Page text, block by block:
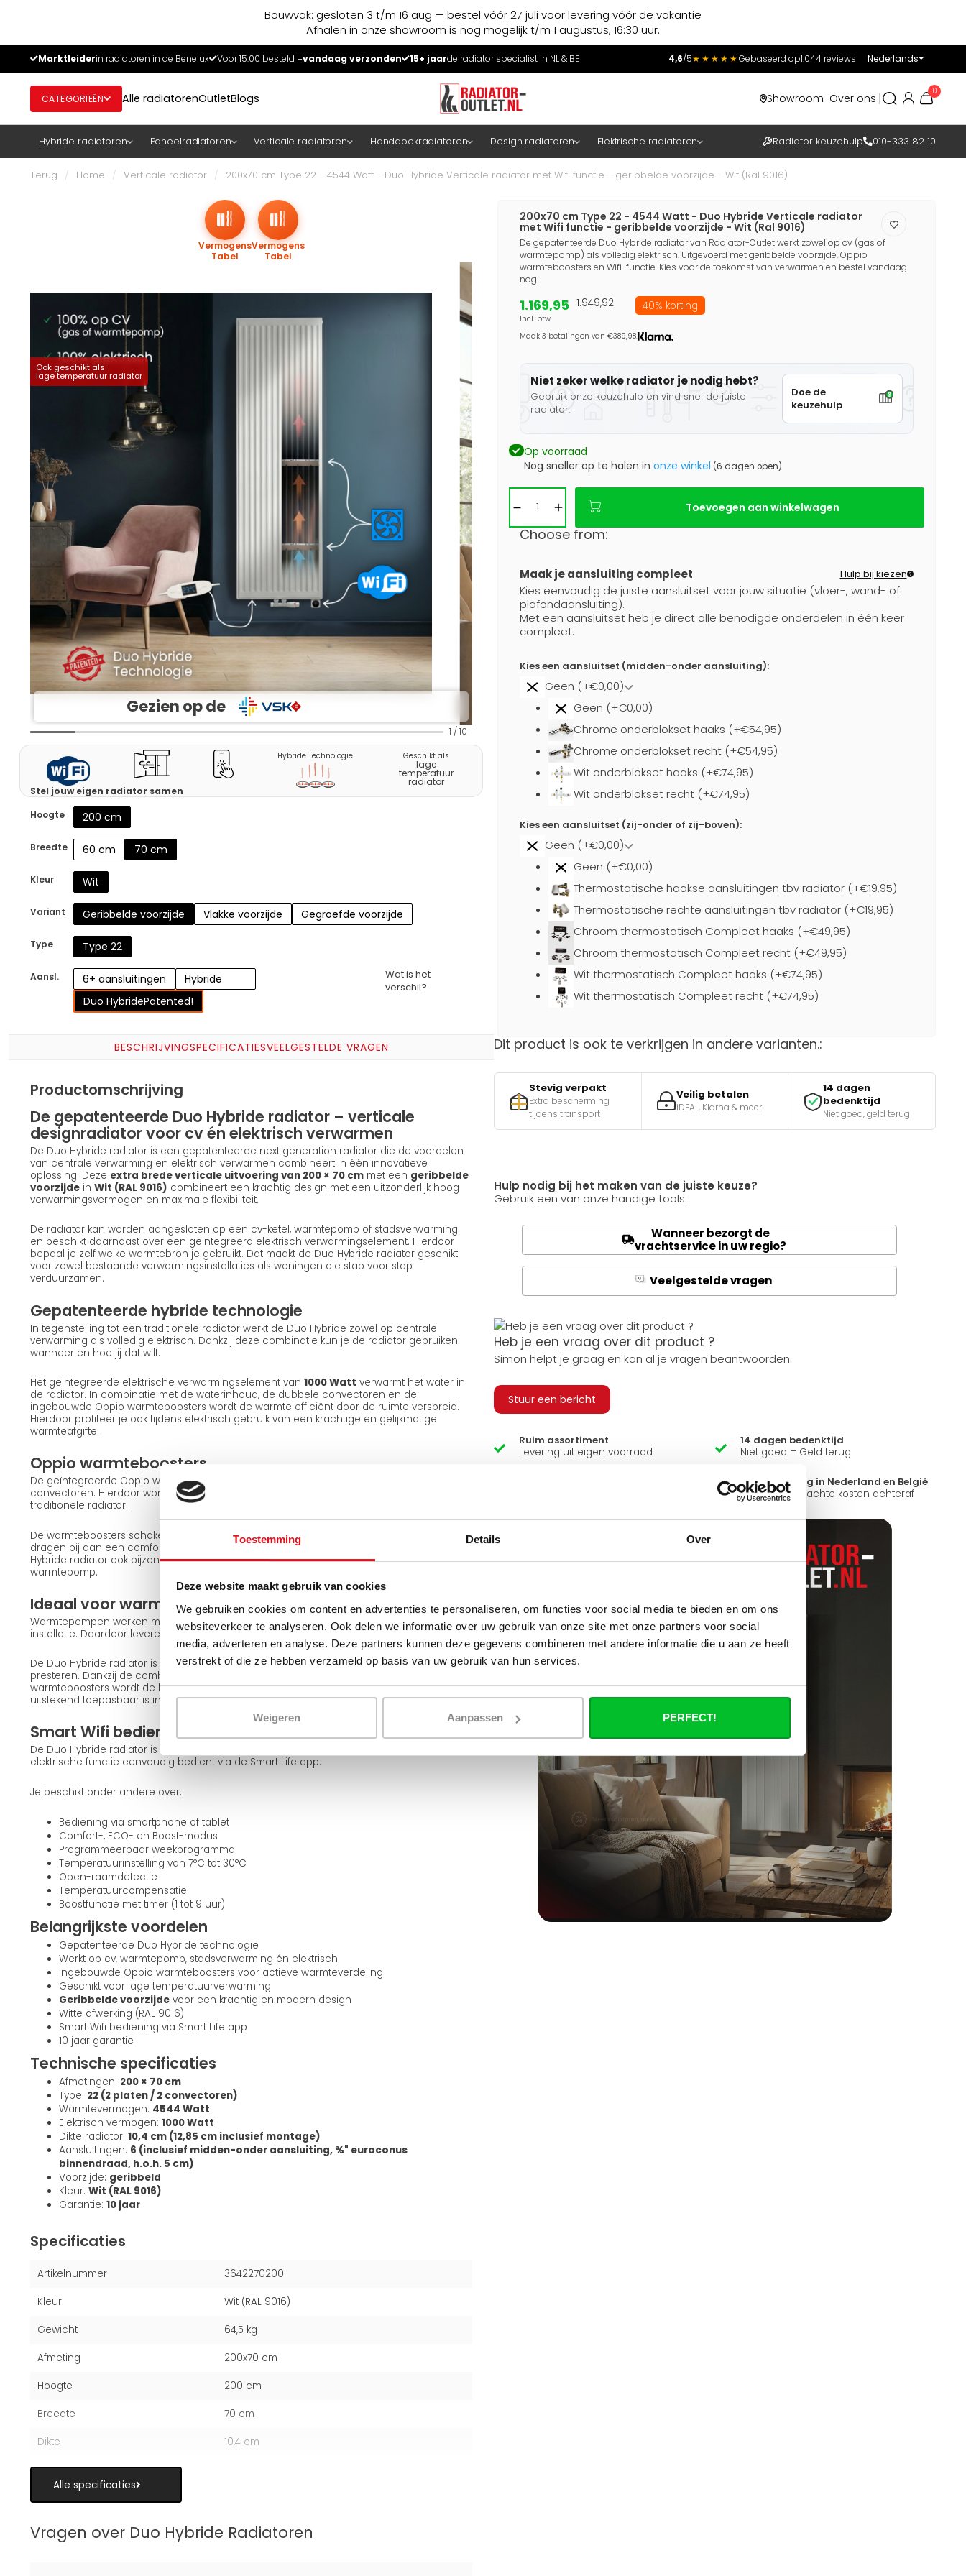
Toestemming Details Over
Deze website maakt gebruik van cookies
We gebruiken cookies om content en advertenties te personaliseren, om functies voor social media te bieden en om ons
websiteverkeer te analyseren. Ook delen we informatie over uw gebruik van onze site met onze partners voor social
media, adverteren en analyse. Deze partners kunnen deze gegevens combineren met andere informatie die u aan ze heeft
verstrekt of die ze hebben verzameld op basis van uw gebruik van hun services.
Weigeren Aanpassen PERFECT!
Bouwvak: gesloten 3 t/m 16 aug — bestel vóór 27 juli voor levering vóór de vakantie
Afhalen in onze showroom is nog mogelijk t/m 1 augustus, 16:30 uur.
Marktleiderin radiatoren in de Benelux Voor 15:00 besteld =vandaag verzonden 15+ jaarde radiator specialist in NL & BE 4,6/5★★★★★Gebaseerd op1.044 reviews Nederlands
CATEGORIEËN Alle radiatorenOutletBlogs Showroom Over ons
0
Hybride radiatoren Paneelradiatoren Verticale radiatoren Handdoekradiatoren Design radiatoren Elektrische radiatoren Radiator keuzehulp 010-333 82 10
Terug / Home / Verticale radiator / 200x70 cm Type 22 - 4544 Watt - Duo Hybride Verticale radiator met Wifi functie - geribbelde voorzijde - Wit (Ral 9016)
Gezien op de
Ook geschikt als
lage temperatuur radiator
Vermogens
Tabel
Vermogens
Tabel
1 /10
Hybride Technologie Geschikt als
lage
temperatuur
radiator
Stel jouw eigen radiator samen
Hoogte
200 cm
Breedte 60 cm 70 cm
Kleur Wit
Variant Geribbelde voorzijde Vlakke voorzijde Gegroefde voorzijde
Type Type 22
Aansl. 6+ aansluitingen
Hybride
Duo HybridePatented!
Wat is het
verschil?
BESCHRIJVINGSPECIFICATIESVEELGESTELDE VRAGEN
Productomschrijving
De gepatenteerde Duo Hybride radiator – verticale
designradiator voor cv én elektrisch verwarmen
De Duo Hybride radiator is een gepatenteerde next generation radiator die de voordelen
van centrale verwarming en elektrisch verwarmen combineert in één innovatieve
oplossing. Deze extra brede verticale uitvoering van 200 × 70 cm met een geribbelde
voorzijde in Wit (RAL 9016) combineert een krachtig design met een uitzonderlijk hoog
verwarmingsvermogen en maximale flexibiliteit.
De radiator kan worden aangesloten op een cv-ketel, warmtepomp of stadsverwarming
en beschikt daarnaast over een geïntegreerd elektrisch verwarmingselement. Hierdoor
bepaal je zelf welke warmtebron je gebruikt. Dat maakt de Duo Hybride radiator geschikt
voor zowel bestaande verwarmingsinstallaties als woningen die stap voor stap
verduurzamen.
Gepatenteerde hybride technologie
In tegenstelling tot een traditionele radiator werkt de Duo Hybride zowel op centrale
verwarming als volledig elektrisch. Dankzij deze combinatie kun je de radiator gebruiken
wanneer en hoe jij dat wilt.
Het geïntegreerde elektrische verwarmingselement van 1000 Watt verwarmt het water in
de radiator. In combinatie met de waterinhoud, de dubbele convectoren en de
ingebouwde Oppio warmteboosters wordt de warmte efficiënt door de ruimte verspreid.
Hierdoor profiteer je ook tijdens elektrisch gebruik van een krachtige en gelijkmatige
warmteafgifte.
Oppio warmteboosters
De geïntegreerde Oppio warmteboosters zorgen voor actieve luchtcirculatie langs de
convectoren. Hierdoor wordt de warmte sneller door de ruimte verspreid dan bij een
traditionele radiator.
De warmteboosters schakelen automatisch in wanneer extra warmte gewenst is en
dragen bij aan een comfortabele temperatuurverdeling in de ruimte. Hierdoor is de Duo
Hybride radiator ook bijzonder geschikt voor lage temperatuurverwarming, zoals een
warmtepomp.
Ideaal voor warmtepompen
Warmtepompen werken met een lagere aanvoertemperatuur dan een traditionele cv-
installatie. Daardoor leveren veel standaard radiatoren minder vermogen.
De Duo Hybride radiator is ontwikkeld om ook onder deze omstandigheden optimaal te
presteren. Dankzij de combinatie van dubbele convectoren, waterinhoud en Oppio
warmteboosters wordt de beschikbare warmte efficiënt benut, waardoor de radiator
uitstekend toepasbaar is in combinatie met een warmtepomp.
Smart Wifi bediening
De Duo Hybride radiator is voorzien van een slimme wifi-thermostaat waarmee je de
elektrische functie eenvoudig bedient via de Smart Life app.
Je beschikt onder andere over:
Bediening via smartphone of tablet
Comfort-, ECO- en Boost-modus
Programmeerbaar weekprogramma
Temperatuurinstelling van 7°C tot 30°C
Open-raamdetectie
Temperatuurcompensatie
Boostfunctie met timer (1 tot 9 uur)
Belangrijkste voordelen
Gepatenteerde Duo Hybride technologie
Werkt op cv, warmtepomp, stadsverwarming én elektrisch
Ingebouwde Oppio warmteboosters voor actieve warmteverdeling
Geschikt voor lage temperatuurverwarming
Geribbelde voorzijde voor een krachtig en modern design
Witte afwerking (RAL 9016)
Smart Wifi bediening via Smart Life app
10 jaar garantie
Technische specificaties
Afmetingen: 200 × 70 cm
Type: 22 (2 platen / 2 convectoren)
Warmtevermogen: 4544 Watt
Elektrisch vermogen: 1000 Watt
Dikte radiator: 10,4 cm (12,85 cm inclusief montage)
Aansluitingen: 6 (inclusief midden-onder aansluiting, ¾" euroconus
binnendraad, h.o.h. 5 cm)
Voorzijde: geribbeld
Kleur: Wit (RAL 9016)
Garantie: 10 jaar
Specificaties
Artikelnummer 3642270200
Kleur Wit (RAL 9016)
Gewicht 64,5 kg
Afmeting 200x70 cm
Hoogte 200 cm
Breedte 70 cm
Dikte 10,4 cm
Alle specificaties
Vragen over Duo Hybride Radiatoren
200x70 cm Type 22 - 4544 Watt - Duo Hybride Verticale radiator
met Wifi functie - geribbelde voorzijde - Wit (Ral 9016)
De gepatenteerde Duo Hybride radiator van Radiator-Outlet werkt zowel op cv (gas of
warmtepomp) als volledig elektrisch. Uitgevoerd met geribbelde voorzijde, Oppio
warmteboosters en Wifi-functie. Kies voor de toekomst van verwarmen en bestel vandaag
nog!
1.169,95
Incl. btw
1.949,92 40% korting
Maak 3 betalingen van €389,98.
Niet zeker welke radiator je nodig hebt?
Gebruik onze keuzehulp en vind snel de juiste
radiator.
Doe de
keuzehulp
Op voorraad
Nog sneller op te halen in onze winkel (6 dagen open)
Toevoegen aan winkelwagen
Choose from:
Maak je aansluiting compleet Hulp bij kiezen
Kies eenvoudig de juiste aansluitset voor jouw situatie (vloer-, wand- of
plafondaansluiting).
Met een aansluitset heb je direct alle benodigde onderdelen in één keer
compleet.
Kies een aansluitset (midden-onder aansluiting):
Geen (+€0,00)
Geen (+€0,00)
Chrome onderblokset haaks (+€54,95)
Chrome onderblokset recht (+€54,95)
Wit onderblokset haaks (+€74,95)
Wit onderblokset recht (+€74,95)
Kies een aansluitset (zij-onder of zij-boven):
Geen (+€0,00)
Geen (+€0,00)
Thermostatische haakse aansluitingen tbv radiator (+€19,95)
Thermostatische rechte aansluitingen tbv radiator (+€19,95)
Chroom thermostatisch Compleet haaks (+€49,95)
Chroom thermostatisch Compleet recht (+€49,95)
Wit thermostatisch Compleet haaks (+€74,95)
Wit thermostatisch Compleet recht (+€74,95)
Dit product is ook te verkrijgen in andere varianten.:
Stevig verpakt
Extra bescherming
tijdens transport
Veilig betalen
iDEAL, Klarna & meer
14 dagen
bedenktijd
Niet goed, geld terug
Hulp nodig bij het maken van de juiste keuze?
Gebruik een van onze handige tools.
Wanneer bezorgt de
vrachtservice in uw regio?
A
Q Veelgestelde vragen
Heb je een vraag over dit product ?
Simon helpt je graag en kan al je vragen beantwoorden.
Stuur een bericht
Ruim assortiment
Levering uit eigen voorraad
14 dagen bedenktijd
Niet goed = Geld terug
Snelle levering in Nederland en België
Geen onverwachte kosten achteraf